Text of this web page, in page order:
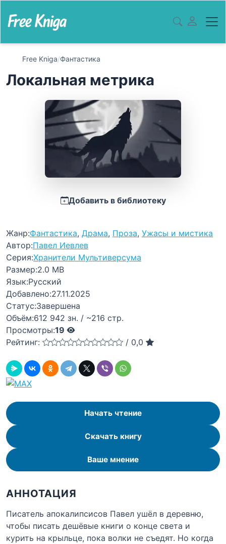
Free Kniga/Фантастика
Локальная метрика
Добавить в библиотеку
Жанр:Фантастика, Драма, Проза, Ужасы и мистика
Автор:Павел Иевлев
Серия:Хранители Мультиверсума
Размер:2.0 MB
Язык:Русский
Добавлено:27.11.2025
Статус:Завершена
Объём:612 942 зн. / ~216 стр.
Просмотры:19
Рейтинг:
/ 0,0
Начать чтение
Скачать книгу
Ваше мнение
АННОТАЦИЯ
Писатель апокалипсисов Павел ушёл в деревню,
чтобы писать дешёвые книги о конце света и
курить на крыльце, пока волки не съедят. Но когда